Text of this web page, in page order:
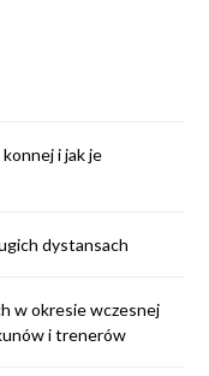
i jak je
dystansach
w okresie wczesnej
i trenerów